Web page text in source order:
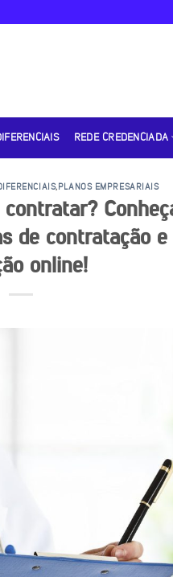
REDE CREDENCIADA
, PLANOS EMPRESARIAIS
de contratação
online!